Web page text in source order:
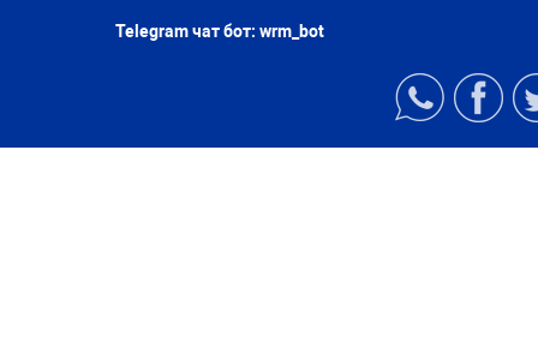
Telegram чат бот: wrm_bot